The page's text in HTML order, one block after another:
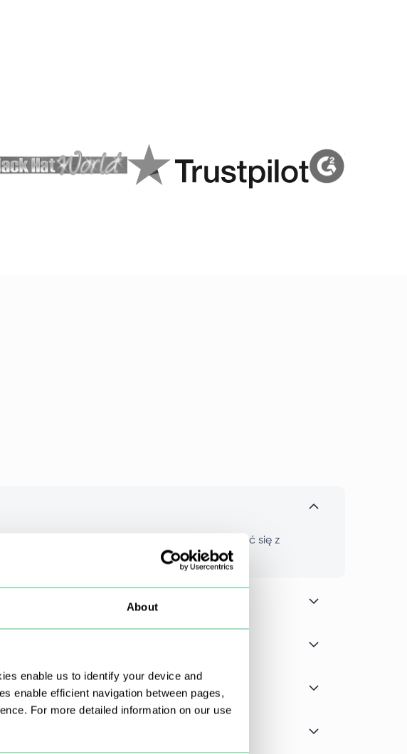
About
enable us to identify your device and
enable efficient navigation between pages,
For more detailed information on our use
Twoich potrzeb. Wystarczy skontaktować się z